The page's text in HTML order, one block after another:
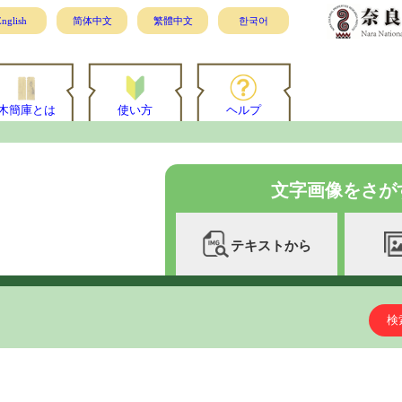
简体中文 繁體中文 한국어
簡庫とは 使い方 ヘルプ
文字画像をさが
テキストから
検